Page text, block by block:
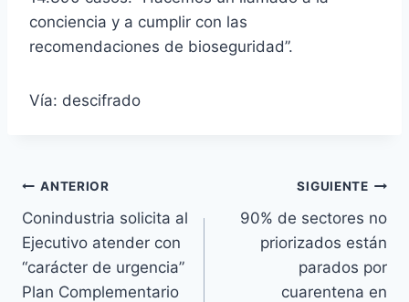
conciencia y a cumplir con las
recomendaciones de bioseguridad”.
Vía: descifrado
Navegación
de
entradas
ANTERIOR
Conindustria solicita al
Ejecutivo atender con
“carácter de urgencia”
Plan Complementario
SIGUIENTE
90% de sectores no
priorizados están
parados por
cuarentena en